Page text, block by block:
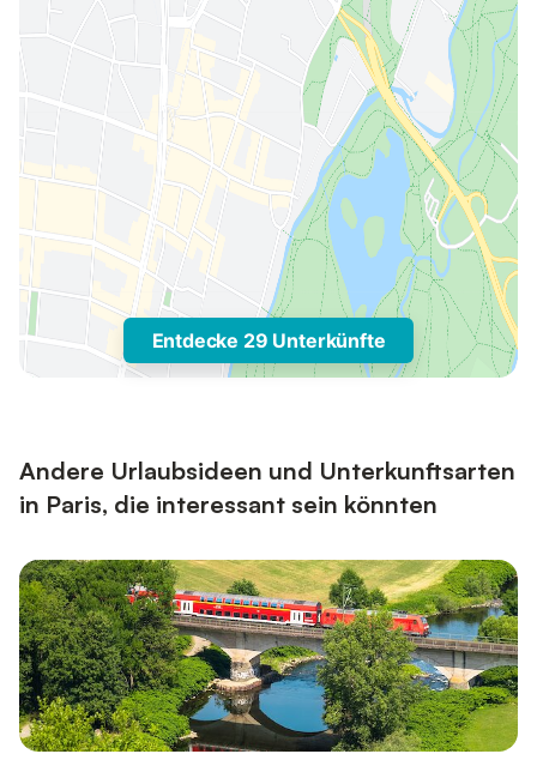
Entdecke 29 Unterkünfte
Andere Urlaubsideen und Unterkunftsarten
in Paris, die interessant sein könnten